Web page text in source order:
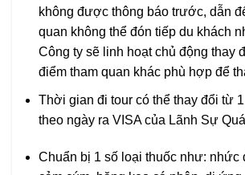
không được thông báo trước, dẫn
quan không thể đón tiếp du khách
Công ty sẽ linh hoạt chủ động thay
điểm tham quan khác phù hợp để
Thời gian đi tour có thể thay đổi từ
theo ngày ra VISA của Lãnh Sự
Chuẩn bị 1 số loại thuốc như: nhức